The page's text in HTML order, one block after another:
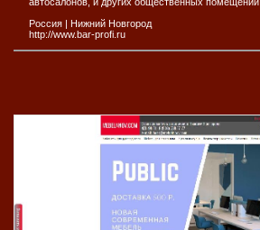
Россия | Нижний Новгород
http://www.bar-profi.ru